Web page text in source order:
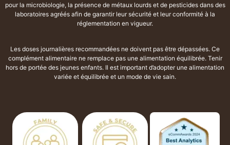
pour la microbiologie, la présence de métaux lourds et de pesticides dans des
laboratoires agréés afin de garantir leur sécurité et leur conformité à la
réglementation en vigueur.
Les doses journalières recommandées ne doivent pas être dépassées. Ce
complément alimentaire ne remplace pas une alimentation équilibrée. Tenir
hors de portée des jeunes enfants. Il est important d’adopter une alimentation
variée et équilibrée et un mode de vie sain.